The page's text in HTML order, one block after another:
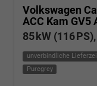
Volkswagen
ACC Kam GV5
85 kW (116
unverbindliche
Puregrey